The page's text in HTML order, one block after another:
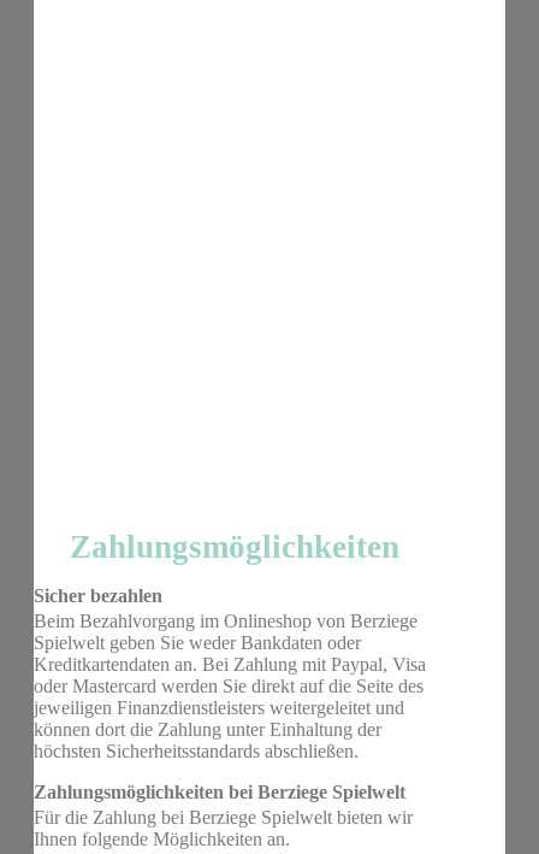
Zahlungsmöglichkeiten
Sicher bezahlen
Beim Bezahlvorgang im Onlineshop von Berziege
Spielwelt geben Sie weder Bankdaten oder
Kreditkartendaten an. Bei Zahlung mit Paypal, Visa
oder Mastercard werden Sie direkt auf die Seite des
jeweiligen Finanzdienstleisters weitergeleitet und
können dort die Zahlung unter Einhaltung der
höchsten Sicherheitsstandards abschließen.
Zahlungsmöglichkeiten bei Berziege Spielwelt
Für die Zahlung bei Berziege Spielwelt bieten wir
Ihnen folgende Möglichkeiten an.